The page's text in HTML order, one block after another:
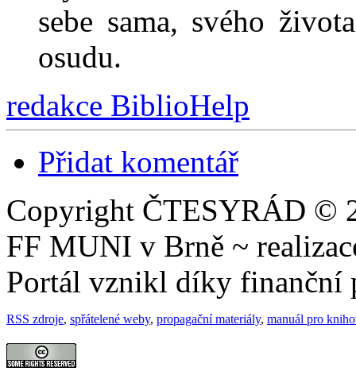
sebe sama, svého
osudu.
redakce BiblioHelp
Přidat komentář
Copyright ČTESYRÁD ©
FF MUNI v Brně ~
Portál vznikl díky finanční
RSS zdroje, spřátelené weby, propagační materiály, manuál pro